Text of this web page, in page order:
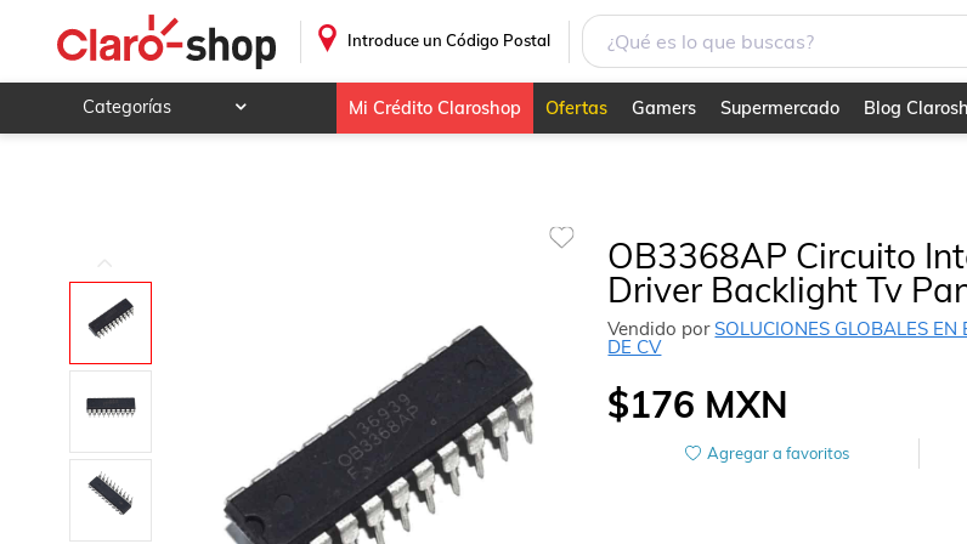
Introduce un Código Postal
Categorías
Deportes y ocio
Animales y mascotas
Mamá y bebé
Salud, belleza y cuidado personal
Joyería y relojes
Mi Crédito Claroshop Ofertas Gamers Supermercado Blog
OB3368AP Circuito
Driver Backlight Tv
Vendido porSOLUCIONES GLOBALES EN
DE CV
$176 MXN
Agregar a favoritos